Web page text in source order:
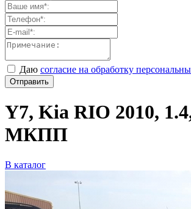
Даю согласие на обработку
Отправить
Y7, Kia RIO 2010,
МКПП
В каталог